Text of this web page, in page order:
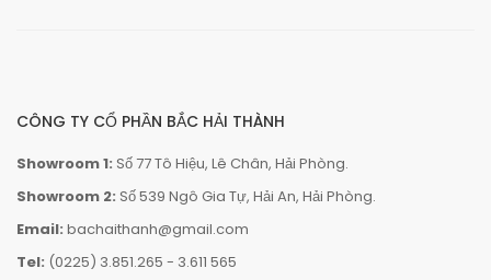
CÔNG TY CỔ PHẦN BẮC HẢI THÀNH
Showroom 1: Số 77 Tô Hiệu, Lê Chân, Hải Phòng.
Showroom 2: Số 539 Ngô Gia Tự, Hải An, Hải Phòng.
Email: bachaithanh@gmail.com
Tel: (0225) 3.851.265 - 3.611 565